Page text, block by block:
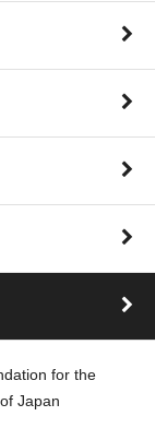
for the
Japan